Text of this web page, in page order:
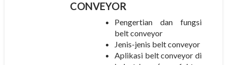
CONVEYOR
Pengertian dan fungsi
belt conveyor
Jenis-jenis belt conveyor
Aplikasi belt conveyor di